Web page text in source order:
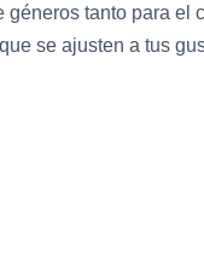
tanto para el
se ajusten a tus